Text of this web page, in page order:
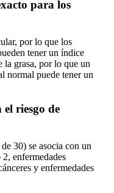
para los
por lo que los
tener un índice
la grasa, por lo que un
normal puede tener un
riesgo de
30) se asocia con un
enfermedades
y enfermedades